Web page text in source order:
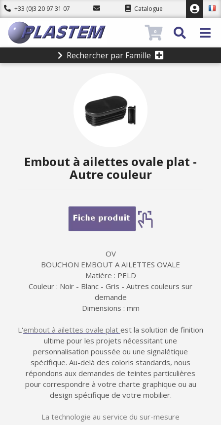
+33 (0)3 20 97 31 07 Catalogue
Rechercher par Famille
0
Embout à ailettes ovale plat -
Autre couleur
OV
BOUCHON EMBOUT A AILETTES OVALE
Matière : PELD
Couleur : Noir - Blanc - Gris - Autres couleurs sur
demande
Dimensions : mm
L'embout à ailettes ovale plat est la solution de finition
ultime pour les projets nécessitant une
personnalisation poussée ou une signalétique
spécifique. Au-delà des coloris standards, nous
répondons aux demandes de teintes particulières
pour correspondre à votre charte graphique ou au
design spécifique de votre mobilier.
La technologie au service du sur-mesure